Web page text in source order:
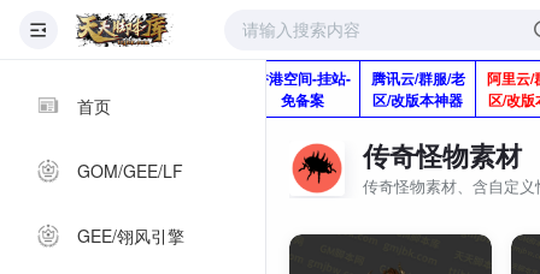
首页
GOM/GEE/LF
GEE/翎风引擎
Q920992345
香港空间-挂站-
免备案
腾讯云/群服/老
区/改版本神器
阿里云/
区/改版
传奇怪物素材
传奇怪物素材、含自定
1